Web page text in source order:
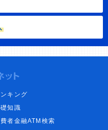
キング
知識
者金融ATM検索